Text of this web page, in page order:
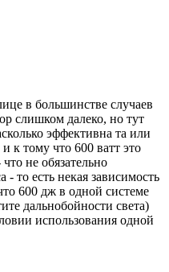
в большинстве случаев
слишком далеко, но тут
эффективна та или
к тому что 600 ватт это
не обязательно
то есть некая зависимость
600 дж в одной системе
дальнобойности света)
использования одной